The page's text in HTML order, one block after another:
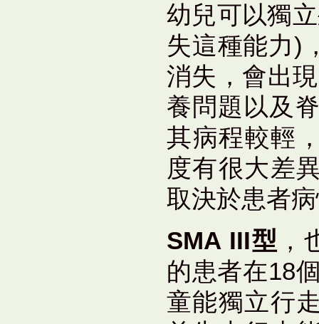
幼兒可以獨
失這種能力)
消失，會出
養問題以及
其病程較輕
度有很大差
取決於患者
SMA III型 ，
的患者在18
童能獨立行